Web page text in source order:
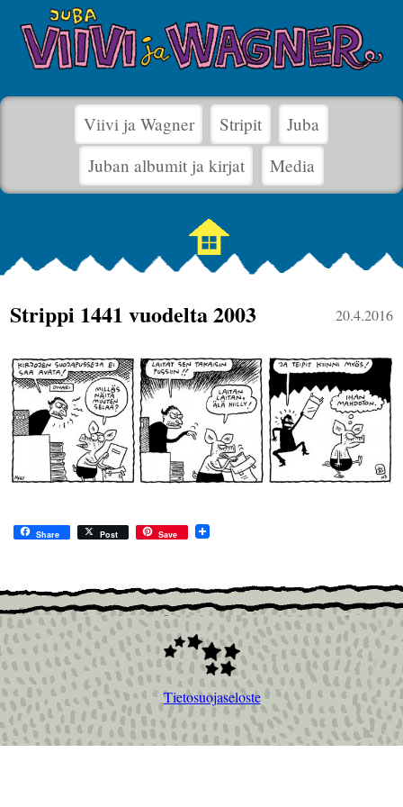
Viivi ja Wagner Stripit
Juba
Juban albumit ja kirjat
Media
20.4.2016
Strippi 1441 vuodelta 2003
Share Post Save
Tietosuojaseloste